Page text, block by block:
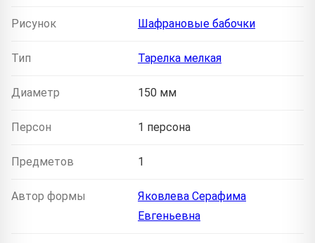
Рисунок Шафрановые бабочки
Тип Тарелка мелкая
Диаметр 150 мм
Персон 1 персона
Предметов 1
Автор формы
Яковлева Серафима
Евгеньевна